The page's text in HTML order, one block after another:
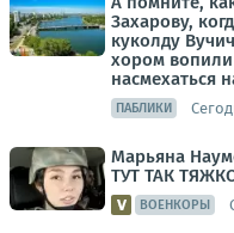
Захарову,
куколду
хором
насмехаться
ПАБЛИКИ
Марьяна
ТУТ ТАК
ВОЕНКОРЫ